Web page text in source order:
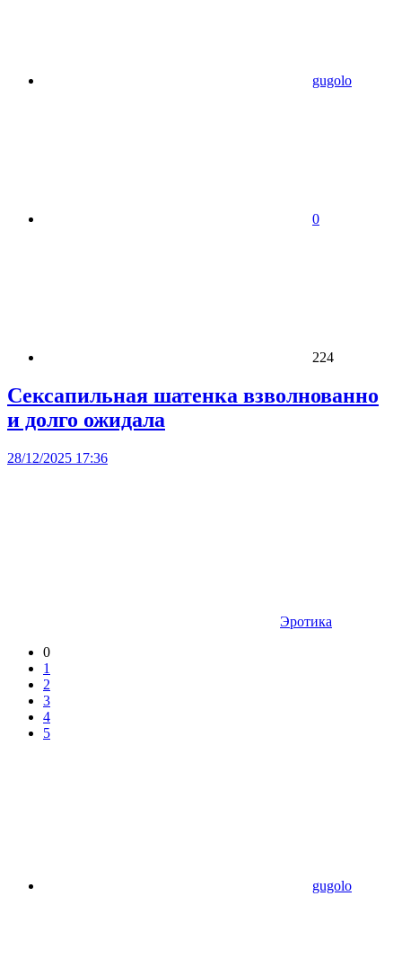
gugolo
0
224
Сексапильная шатенка взволнованно
и долго ожидала
28/12/2025 17:36
Эротика
0
1
2
3
4
5
gugolo